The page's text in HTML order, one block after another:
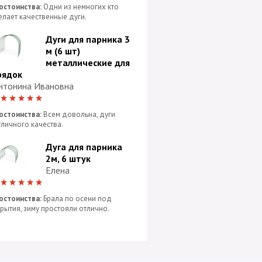
Одни из немногих кто
качественные дуги.
Дуги для парника 3
м (6 шт)
металлические для
Ивановна
Всем довольна, дуги
качества.
Дуга для парника
2м, 6 штук
Елена
Брала по осени под
зиму простояли отлично.